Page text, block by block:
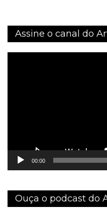
Assine o canal do
00:00
Ouça o podcast do